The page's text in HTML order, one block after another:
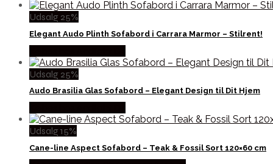
Udsalg 25%
Elegant Audo Plinth Sofabord i Carrara Marmor – Stilrent!
Udsalg 25%
Audo Brasilia Glas Sofabord – Elegant Design til Dit Hjem
Udsalg 15%
Cane-line Aspect Sofabord – Teak & Fossil Sort 120×60 cm